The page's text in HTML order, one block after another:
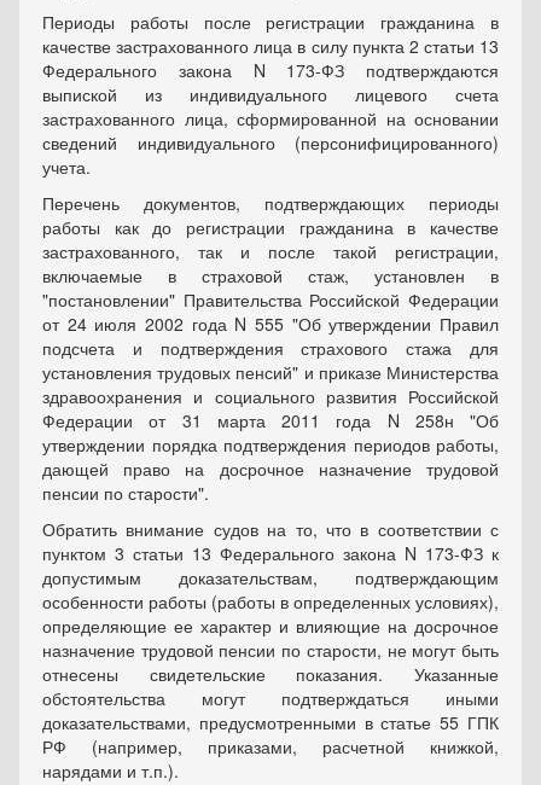
Периоды работы после регистрации гражданина в
качестве застрахованного лица в силу пункта 2 статьи 13
Федерального закона N 173-ФЗ подтверждаются
выпиской из индивидуального лицевого счета
застрахованного лица, сформированной на основании
сведений индивидуального (персонифицированного)
учета.
Перечень документов, подтверждающих периоды
работы как до регистрации гражданина в качестве
застрахованного, так и после такой регистрации,
включаемые в страховой стаж, установлен в
"постановлении" Правительства Российской Федерации
от 24 июля 2002 года N 555 "Об утверждении Правил
подсчета и подтверждения страхового стажа для
установления трудовых пенсий" и приказе Министерства
здравоохранения и социального развития Российской
Федерации от 31 марта 2011 года N 258н "Об
утверждении порядка подтверждения периодов работы,
дающей право на досрочное назначение трудовой
пенсии по старости".
Обратить внимание судов на то, что в соответствии с
пунктом 3 статьи 13 Федерального закона N 173-ФЗ к
допустимым доказательствам, подтверждающим
особенности работы (работы в определенных условиях),
определяющие ее характер и влияющие на досрочное
назначение трудовой пенсии по старости, не могут быть
отнесены свидетельские показания. Указанные
обстоятельства могут подтверждаться иными
доказательствами, предусмотренными в статье 55 ГПК
РФ (например, приказами, расчетной книжкой,
нарядами и т.п.).